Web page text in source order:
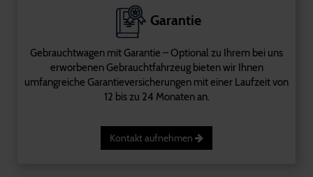
Garantie
Gebrauchtwagen mit Garantie – Optional zu Ihrem bei uns
erworbenen Gebrauchtfahrzeug bieten wir Ihnen
umfangreiche Garantieversicherungen mit einer Laufzeit von
12 bis zu 24 Monaten an.
Kontakt aufnehmen